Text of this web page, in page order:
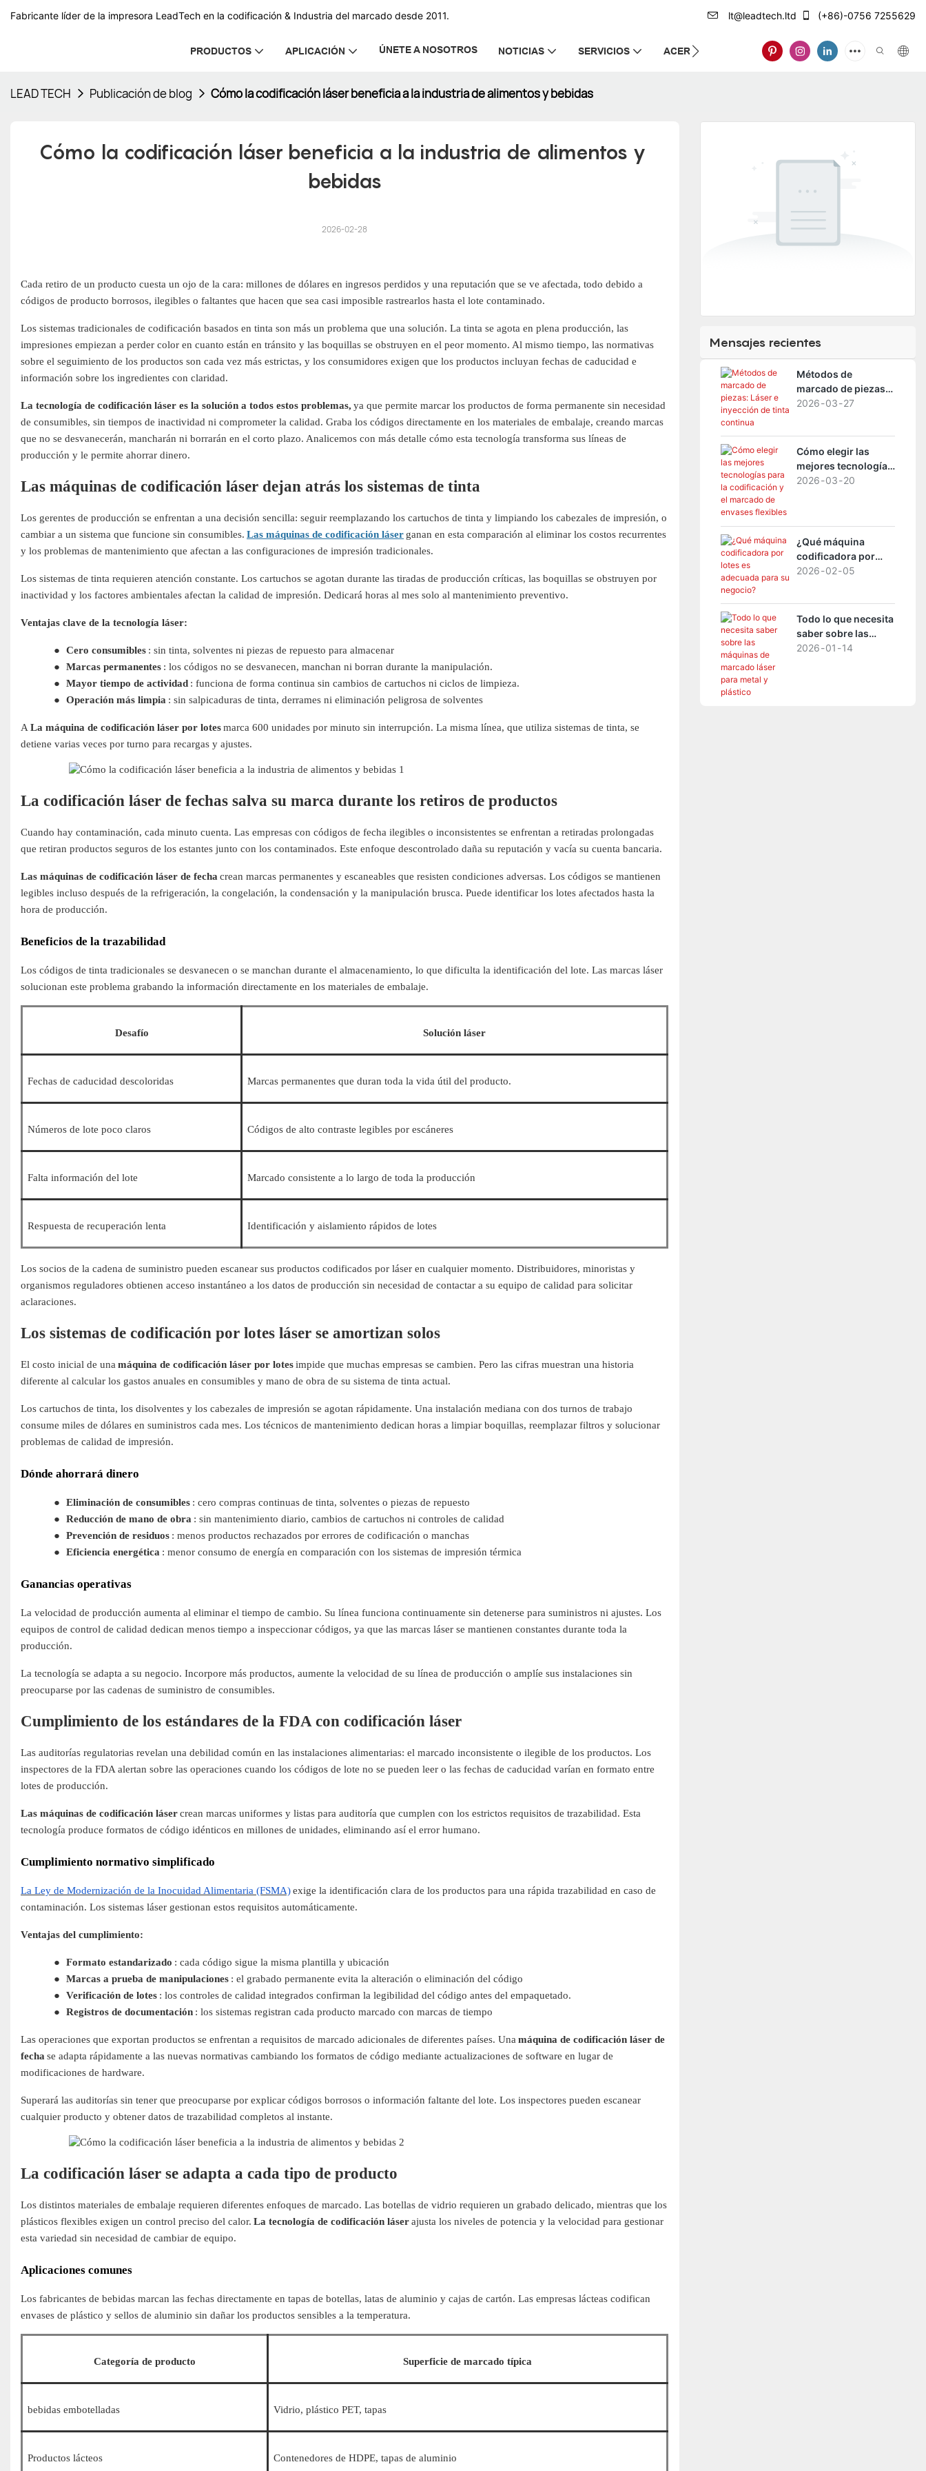
Fabricante líder de la impresora LeadTech en la codificación & Industria del marcado desde 2011. lt@leadtech.ltd (+86)-0756 7255629
PRODUCTOS APLICACIÓN ÚNETE A NOSOTROS NOTICIAS SERVICIOS ACERCA DE NOSOTROS
LEAD TECH Publicación de blog Cómo la codificación láser beneficia a la industria de alimentos y bebidas
Cómo la codificación láser beneficia a la industria de alimentos y
bebidas
2026-02-28
Cada retiro de un producto cuesta un ojo de la cara: millones de dólares en ingresos perdidos y una reputación que se ve afectada, todo debido a
códigos de producto borrosos, ilegibles o faltantes que hacen que sea casi imposible rastrearlos hasta el lote contaminado.
Los sistemas tradicionales de codificación basados ​​en tinta son más un problema que una solución. La tinta se agota en plena producción, las
impresiones empiezan a perder color en cuanto están en tránsito y las boquillas se obstruyen en el peor momento. Al mismo tiempo, las normativas
sobre el seguimiento de los productos son cada vez más estrictas, y los consumidores exigen que los productos incluyan fechas de caducidad e
información sobre los ingredientes con claridad.
La tecnología de codificación láser es la solución a todos estos problemas, ya que permite marcar los productos de forma permanente sin necesidad
de consumibles, sin tiempos de inactividad ni comprometer la calidad. Graba los códigos directamente en los materiales de embalaje, creando marcas
que no se desvanecerán, mancharán ni borrarán en el corto plazo. Analicemos con más detalle cómo esta tecnología transforma sus líneas de
producción y le permite ahorrar dinero.
Las máquinas de codificación láser dejan atrás los sistemas de tinta
Los gerentes de producción se enfrentan a una decisión sencilla: seguir reemplazando los cartuchos de tinta y limpiando los cabezales de impresión, o
cambiar a un sistema que funcione sin consumibles. Las máquinas de codificación láser ganan en esta comparación al eliminar los costos recurrentes
y los problemas de mantenimiento que afectan a las configuraciones de impresión tradicionales.
Los sistemas de tinta requieren atención constante. Los cartuchos se agotan durante las tiradas de producción críticas, las boquillas se obstruyen por
inactividad y los factores ambientales afectan la calidad de impresión. Dedicará horas al mes solo al mantenimiento preventivo.
Ventajas clave de la tecnología láser:
● Cero consumibles : sin tinta, solventes ni piezas de repuesto para almacenar
●
Marcas permanentes : los códigos no se desvanecen, manchan ni borran durante la manipulación.
●
Mayor tiempo de actividad : funciona de forma continua sin cambios de cartuchos ni ciclos de limpieza.
●
Operación más limpia : sin salpicaduras de tinta, derrames ni eliminación peligrosa de solventes
A La máquina de codificación láser por lotesmarca 600 unidades por minuto sin interrupción. La misma línea, que utiliza sistemas de tinta, se
detiene varias veces por turno para recargas y ajustes.
La codificación láser de fechas salva su marca durante los retiros de productos
Cuando hay contaminación, cada minuto cuenta. Las empresas con códigos de fecha ilegibles o inconsistentes se enfrentan a retiradas prolongadas
que retiran productos seguros de los estantes junto con los contaminados. Este enfoque descontrolado daña su reputación y vacía su cuenta bancaria.
Las máquinas de codificación láser de fecha crean marcas permanentes y escaneables que resisten condiciones adversas. Los códigos se mantienen
legibles incluso después de la refrigeración, la congelación, la condensación y la manipulación brusca. Puede identificar los lotes afectados hasta la
hora de producción.
Beneficios de la trazabilidad
Los códigos de tinta tradicionales se desvanecen o se manchan durante el almacenamiento, lo que dificulta la identificación del lote. Las marcas láser
solucionan este problema grabando la información directamente en los materiales de embalaje.
Desafío Solución láser
Fechas de caducidad descoloridas Marcas permanentes que duran toda la vida útil del producto.
Números de lote poco claros Códigos de alto contraste legibles por escáneres
Falta información del lote Marcado consistente a lo largo de toda la producción
Respuesta de recuperación lenta Identificación y aislamiento rápidos de lotes
Los socios de la cadena de suministro pueden escanear sus productos codificados por láser en cualquier momento. Distribuidores, minoristas y
organismos reguladores obtienen acceso instantáneo a los datos de producción sin necesidad de contactar a su equipo de calidad para solicitar
aclaraciones.
Los sistemas de codificación por lotes láser se amortizan solos
El costo inicial de una máquina de codificación láser por lotesimpide que muchas empresas se cambien. Pero las cifras muestran una historia
diferente al calcular los gastos anuales en consumibles y mano de obra de su sistema de tinta actual.
Los cartuchos de tinta, los disolventes y los cabezales de impresión se agotan rápidamente. Una instalación mediana con dos turnos de trabajo
consume miles de dólares en suministros cada mes. Los técnicos de mantenimiento dedican horas a limpiar boquillas, reemplazar filtros y solucionar
problemas de calidad de impresión.
Dónde ahorrará dinero
● Eliminación de consumibles : cero compras continuas de tinta, solventes o piezas de repuesto
●
Reducción de mano de obra : sin mantenimiento diario, cambios de cartuchos ni controles de calidad
●
Prevención de residuos : menos productos rechazados por errores de codificación o manchas
●
Eficiencia energética : menor consumo de energía en comparación con los sistemas de impresión térmica
Ganancias operativas
La velocidad de producción aumenta al eliminar el tiempo de cambio. Su línea funciona continuamente sin detenerse para suministros ni ajustes. Los
equipos de control de calidad dedican menos tiempo a inspeccionar códigos, ya que las marcas láser se mantienen constantes durante toda la
producción.
La tecnología se adapta a su negocio. Incorpore más productos, aumente la velocidad de su línea de producción o amplíe sus instalaciones sin
preocuparse por las cadenas de suministro de consumibles.
Cumplimiento de los estándares de la FDA con codificación láser
Las auditorías regulatorias revelan una debilidad común en las instalaciones alimentarias: el marcado inconsistente o ilegible de los productos. Los
inspectores de la FDA alertan sobre las operaciones cuando los códigos de lote no se pueden leer o las fechas de caducidad varían en formato entre
lotes de producción.
Las máquinas de codificación lásercrean marcas uniformes y listas para auditoría que cumplen con los estrictos requisitos de trazabilidad. Esta
tecnología produce formatos de código idénticos en millones de unidades, eliminando así el error humano.
Cumplimiento normativo simplificado
La Ley de Modernización de la Inocuidad Alimentaria (FSMA)exige la identificación clara de los productos para una rápida trazabilidad en caso de
contaminación. Los sistemas láser gestionan estos requisitos automáticamente.
Ventajas del cumplimiento:
● Formato estandarizado : cada código sigue la misma plantilla y ubicación
●
Marcas a prueba de manipulaciones : el grabado permanente evita la alteración o eliminación del código
●
Verificación de lotes : los controles de calidad integrados confirman la legibilidad del código antes del empaquetado.
●
Registros de documentación : los sistemas registran cada producto marcado con marcas de tiempo
Las operaciones que exportan productos se enfrentan a requisitos de marcado adicionales de diferentes países. Una máquina de codificación láser de
fecha se adapta rápidamente a las nuevas normativas cambiando los formatos de código mediante actualizaciones de software en lugar de
modificaciones de hardware.
Superará las auditorías sin tener que preocuparse por explicar códigos borrosos o información faltante del lote. Los inspectores pueden escanear
cualquier producto y obtener datos de trazabilidad completos al instante.
La codificación láser se adapta a cada tipo de producto
Los distintos materiales de embalaje requieren diferentes enfoques de marcado. Las botellas de vidrio requieren un grabado delicado, mientras que los
plásticos flexibles exigen un control preciso del calor. La tecnología de codificación láserajusta los niveles de potencia y la velocidad para gestionar
esta variedad sin necesidad de cambiar de equipo.
Aplicaciones comunes
Los fabricantes de bebidas marcan las fechas directamente en tapas de botellas, latas de aluminio y cajas de cartón. Las empresas lácteas codifican
envases de plástico y sellos de aluminio sin dañar los productos sensibles a la temperatura.
Categoría de producto Superficie de marcado típica
bebidas embotelladas Vidrio, plástico PET, tapas
Productos lácteos Contenedores de HDPE, tapas de aluminio
Mensajes recientes
Métodos de
marcado de piezas:
Láser e inyección de
2026 03 27
Cómo elegir las
mejores tecnologías
para la codificación
2026 03 20
¿Qué máquina
codificadora por
lotes es adecuada
2026 02 05
Todo lo que necesita
saber sobre las
máquinas de
2026 01 14